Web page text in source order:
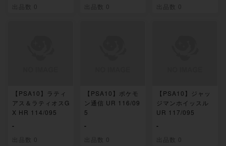
出品数 0 出品数 0 出品数 0
【PSA10】ラティ
アス＆ラティオスG
X HR 114/095
-
出品数 0
【PSA10】ポケモ
ン通信 UR 116/09
5
-
出品数 0
【PSA10】ジャッ
ジマンホイッスル
UR 117/095
-
出品数 0